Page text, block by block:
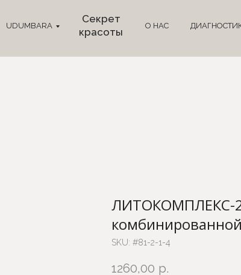
UDUMBARA О НАС
Секрет
красоты
ЛИТОКОМПЛЕКС-
SKU: #81-2-1-4
1260,00 р.